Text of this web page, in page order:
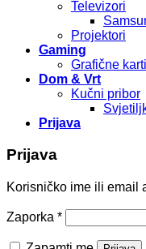
Televizori
Projektori
Gaming
Grafične
Dom & Vrt
Kučni pribor
Prijava
Prijava
Korisničko ime ili email
Zaporka *